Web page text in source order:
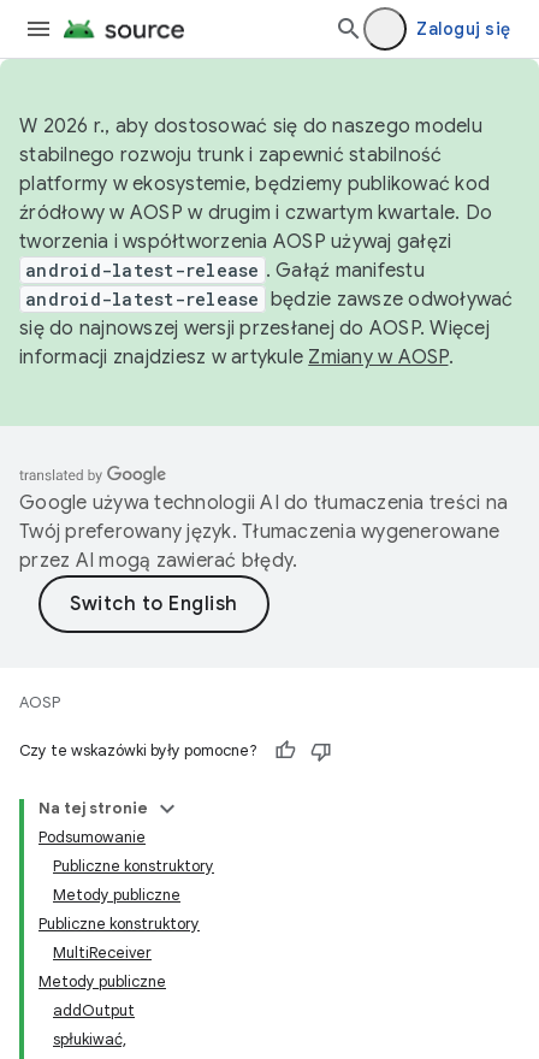
Zaloguj się
W 2026 r., aby dostosować się do naszego modelu
stabilnego rozwoju trunk i zapewnić stabilność
platformy w ekosystemie, będziemy publikować kod
źródłowy w AOSP w drugim i czwartym kwartale. Do
tworzenia i współtworzenia AOSP używaj gałęzi
android-latest-release . Gałąź manifestu
android-latest-release będzie zawsze odwoływać
się do najnowszej wersji przesłanej do AOSP. Więcej
informacji znajdziesz w artykule Zmiany w AOSP.
Google używa technologii AI do tłumaczenia treści na
Twój preferowany język. Tłumaczenia wygenerowane
przez AI mogą zawierać błędy.
AOSP
Czy te wskazówki były pomocne?
Na tej stronie
Podsumowanie
Publiczne konstruktory
Metody publiczne
Publiczne konstruktory
MultiReceiver
Metody publiczne
addOutput
spłukiwać,